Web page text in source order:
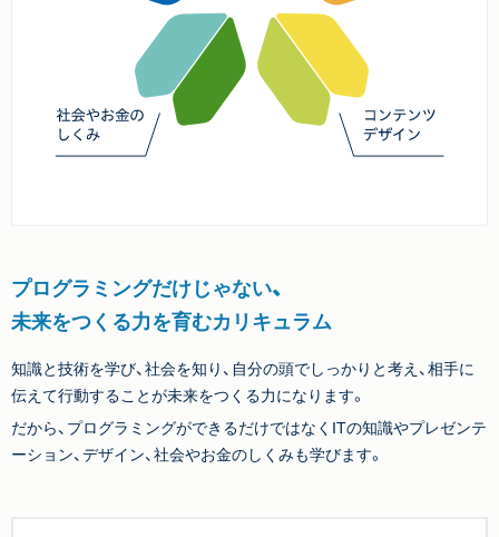
プログラミングだけじゃない、
未来をつくる力を育むカリキュラム
知識と技術を学び、社会を知り、自分の頭でしっかりと考え、相手に
伝えて行動することが未来をつくる力になります。
だから、プログラミングができるだけではなくITの知識やプレゼンテ
ーション、デザイン、社会やお金のしくみも学びます。